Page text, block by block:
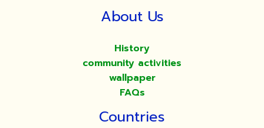
About Us
History
community activities
wallpaper
FAQs
Countries